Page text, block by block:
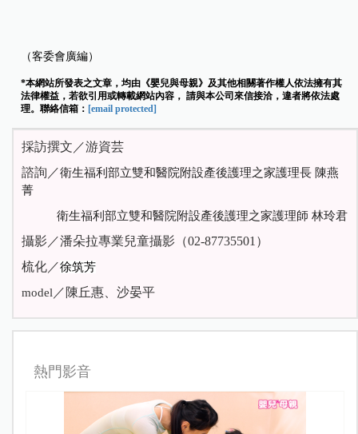
（客委會廣編）
*本網站所發表之文章，均由《嬰兒與母親》及其他相關著作權人依法擁有其
法律權益，若欲引用或轉載網站內容， 請與本公司來信接洽，違者將依法處
理。聯絡信箱： [email protected]
採訪撰文／游資芸
諮詢／衛生福利部立雙和醫院附設產後護理之家護理長 陳燕
菁
衛生福利部立雙和醫院附設產後護理之家護理師 林玲君
攝影／潘朵拉專業兒童攝影（02-87735501）
梳化／徐筑芳
model ／陳丘惠、沙晏平
熱門影音